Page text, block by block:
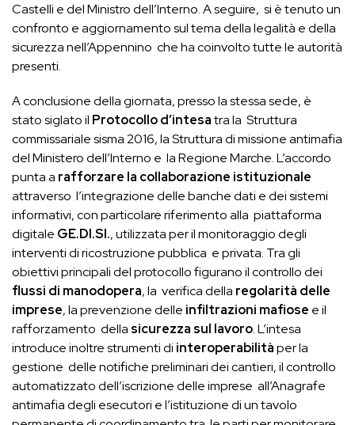
Castelli e del Ministro dell’Interno. A seguire, si è tenuto un
confronto e aggiornamento sul tema della legalità e della
sicurezza nell’Appennino che ha coinvolto tutte le autorità
presenti.
A conclusione della giornata, presso la stessa sede, è
stato siglato il Protocollo d’intesatra la Struttura
commissariale sisma 2016, la Struttura di missione antimafia
del Ministero dell’Interno e la Regione Marche. L’accordo
punta a rafforzare la collaborazione istituzionale
attraverso l’integrazione delle banche dati e dei sistemi
informativi, con particolare riferimento alla piattaforma
digitale GE.DI.SI., utilizzata per il monitoraggio degli
interventi di ricostruzione pubblica e privata. Tra gli
obiettivi principali del protocollo figurano il controllo dei
flussi di manodopera, la verifica della regolarità delle
imprese, la prevenzione delle infiltrazioni mafiose e il
rafforzamento della sicurezza sul lavoro. L’intesa
introduce inoltre strumenti di interoperabilitàper la
gestione delle notifiche preliminari dei cantieri, il controllo
automatizzato dell’iscrizione delle imprese all’Anagrafe
antimafia degli esecutori e l’istituzione di un tavolo